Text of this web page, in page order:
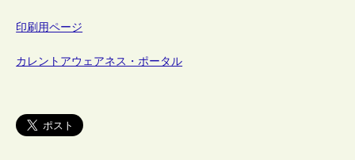
印刷用ページ
カレントアウェアネス・ポータル